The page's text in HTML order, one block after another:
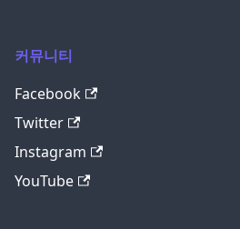
커뮤니티
Facebook
Twitter
Instagram
YouTube